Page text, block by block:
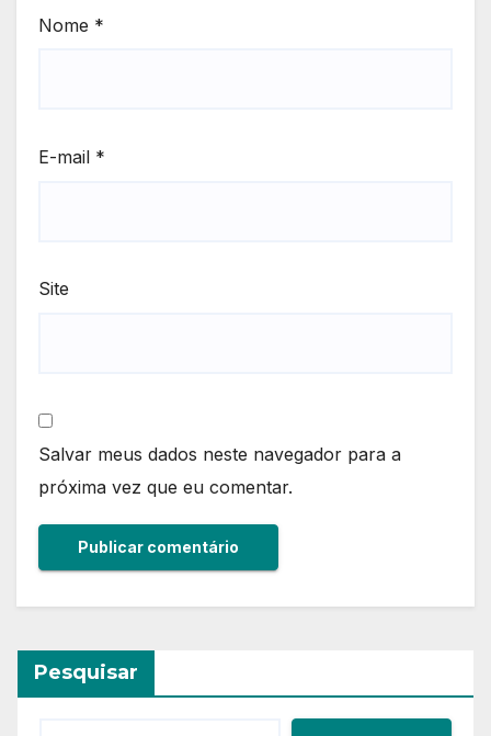
Nome *
E-mail *
Site
Salvar meus dados neste navegador para a
próxima vez que eu comentar.
Pesquisar